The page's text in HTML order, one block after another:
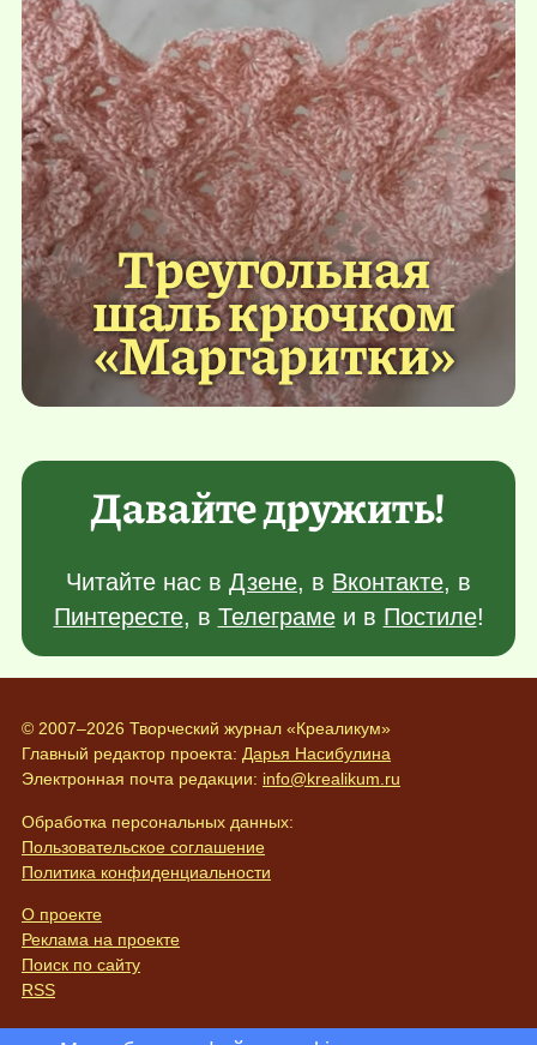
Треугольная
шаль крючком
«Маргаритки»
Давайте дружить!
Читайте нас в Дзене, в Вконтакте, в
Пинтересте, в Телеграмеи в Постиле!
© 2007–2026 Творческий журнал «Креаликум»
Главный редактор проекта: Дарья Насибулина
Электронная почта редакции: info@krealikum.ru
Обработка персональных данных:
Пользовательское соглашение
Политика конфиденциальности
О проекте
Реклама на проекте
Поиск по сайту
RSS